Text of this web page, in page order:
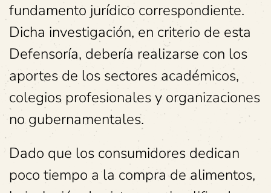
fundamento jurídico correspondiente.
Dicha investigación, en criterio de esta
Defensoría, debería realizarse con los
aportes de los sectores académicos,
colegios profesionales y organizaciones
no gubernamentales.
Dado que los consumidores dedican
poco tiempo a la compra de alimentos,